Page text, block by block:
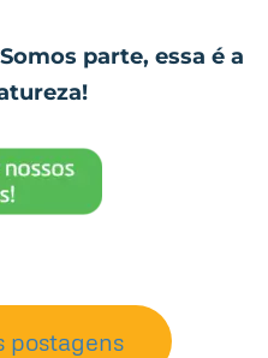
parte, essa é a
postagens